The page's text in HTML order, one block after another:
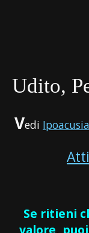
Udito,
Vedi Ipoacusia
Se ritieni
valore,